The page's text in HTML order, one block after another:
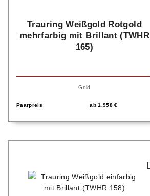
Trauring Weißgold Rotgold
mehrfarbig mit Brillant (TWHR
165)
Gold
Paarpreis ab1.958€